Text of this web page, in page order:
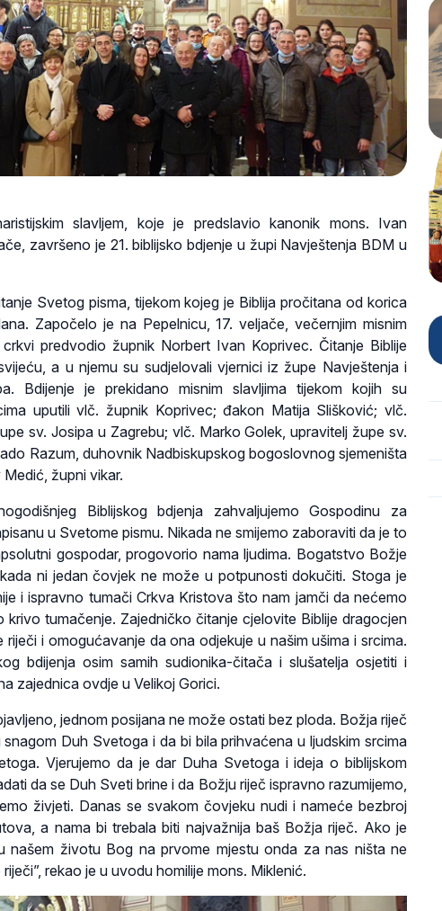
slavljem, koje je predslavio kanonik mons. Ivan
završeno je 21. biblijsko bdjenje u župi Navještenja BDM u
Svetog pisma, tijekom kojeg je Biblija pročitana od korica
Započelo je na Pepelnicu, 17. veljače, večernjim misnim
predvodio župnik Norbert Ivan Koprivec. Čitanje Biblije
a u njemu su sudjelovali vjernici iz župe Navještenja i
Bdijenje je prekidano misnim slavljima tijekom kojih su
uputili vlč. župnik Koprivec; đakon Matija Slišković; vlč.
sv. Josipa u Zagrebu; vlč. Marko Golek, upravitelj župe sv.
Razum, duhovnik Nadbiskupskog bogoslovnog sjemeništa
župni vikar.
Biblijskog bdjenja zahvaljujemo Gospodinu za
u Svetome pismu. Nikada ne smijemo zaboraviti da je to
gospodar, progovorio nama ljudima. Bogatstvo Božje
ni jedan čovjek ne može u potpunosti dokučiti. Stoga je
i ispravno tumači Crkva Kristova što nam jamči da nećemo
krivo tumačenje. Zajedničko čitanje cjelovite Biblije dragocjen
i omogućavanje da ona odjekuje u našim ušima i srcima.
bdijenja osim samih sudionika-čitača i slušatelja osjetiti i
zajednica ovdje u Velikoj Gorici.
jednom posijana ne može ostati bez ploda. Božja riječ
Duh Svetoga i da bi bila prihvaćena u ljudskim srcima
Vjerujemo da je dar Duha Svetoga i ideja o biblijskom
da se Duh Sveti brine i da Božju riječ ispravno razumijemo,
živjeti. Danas se svakom čovjeku nudi i nameće bezbroj
a nama bi trebala biti najvažnija baš Božja riječ. Ako je
našem životu Bog na prvome mjestu onda za nas ništa ne
rekao je u uvodu homilije mons. Miklenić.